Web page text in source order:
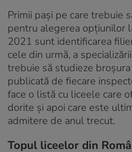
Primii pași pe care trebuie
pentru alegerea opțiunilor
2021 sunt identificarea
cele din urmă, a
trebuie să studieze
publicată de fiecare
face o listă cu liceele care
dorite și apoi care este
admitere de anul trecut.
Topul liceelor din